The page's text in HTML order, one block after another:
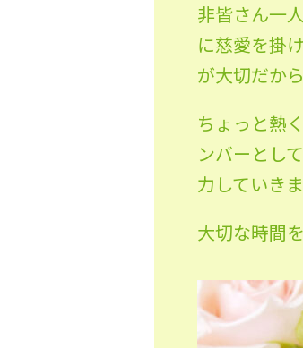
非皆さん一
に慈愛を掛
が大切だか
ちょっと熱
ンバーとし
力していきま
大切な時間